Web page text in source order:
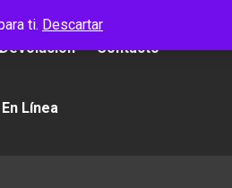
ti. Descartar
Contacto
Línea